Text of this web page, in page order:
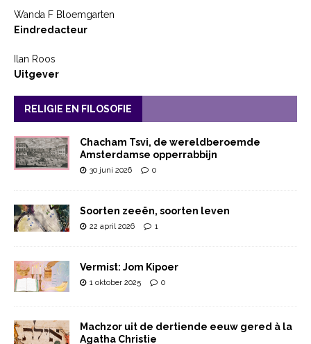
Wanda F Bloemgarten
Eindredacteur
Ilan Roos
Uitgever
RELIGIE EN FILOSOFIE
Chacham Tsvi, de wereldberoemde
Amsterdamse opperrabbijn
30 juni 2026 0
Soorten zeeën, soorten leven
22 april 2026 1
Vermist: Jom Kipoer
1 oktober 2025 0
Machzor uit de dertiende eeuw gered à la
Agatha Christie